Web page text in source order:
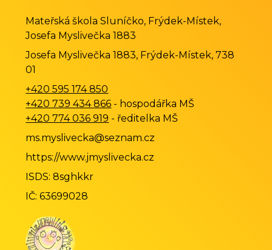
Mateřská škola Sluníčko, Frýdek-Místek,
Josefa Myslivečka 1883
Josefa Myslivečka 1883, Frýdek-Místek, 738
01
+420 595 174 850
+420 739 434 866 - hospodářka MŠ
+420 774 036 919 - ředitelka MŠ
ms.myslivecka@seznam.cz
https://www.jmyslivecka.cz
ISDS: 8sghkkr
IČ: 63699028